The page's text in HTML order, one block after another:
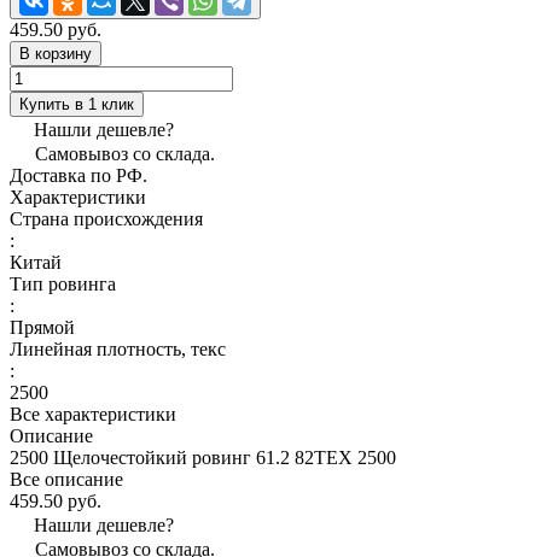
459.50 руб.
В корзину
Купить в 1 клик
Нашли дешевле?
Самовывоз со склада.
Доставка по РФ.
Характеристики
Страна происхождения
:
Китай
Тип ровинга
:
Прямой
Линейная плотность, текс
:
2500
Все характеристики
Описание
2500 Щелочестойкий ровинг 61.2 82TEX 2500
Все описание
459.50 руб.
Нашли дешевле?
Самовывоз со склада.